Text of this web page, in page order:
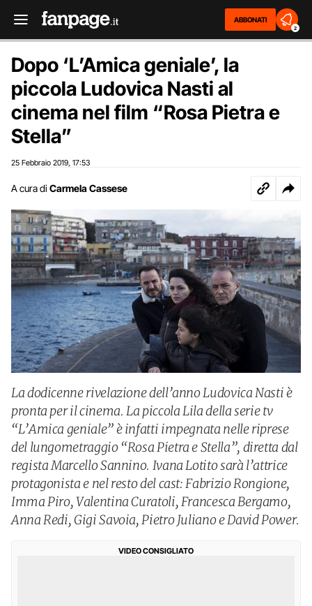
ABBONATI
2
Dopo ‘L’Amica geniale’, la
piccola Ludovica Nasti al
cinema nel film “Rosa Pietra e
Stella”
25 Febbraio 2019 17:53
A cura di Carmela Cassese
La dodicenne rivelazione dell’anno Ludovica Nasti è
pronta per il cinema. La piccola Lila della serie tv
“L’Amica geniale” è infatti impegnata nelle riprese
del lungometraggio “Rosa Pietra e Stella”, diretta dal
regista Marcello Sannino. Ivana Lotito sarà l’attrice
protagonista e nel resto del cast: Fabrizio Rongione,
Imma Piro, Valentina Curatoli, Francesca Bergamo,
Anna Redi, Gigi Savoia, Pietro Juliano e David Power.
VIDEO CONSIGLIATO